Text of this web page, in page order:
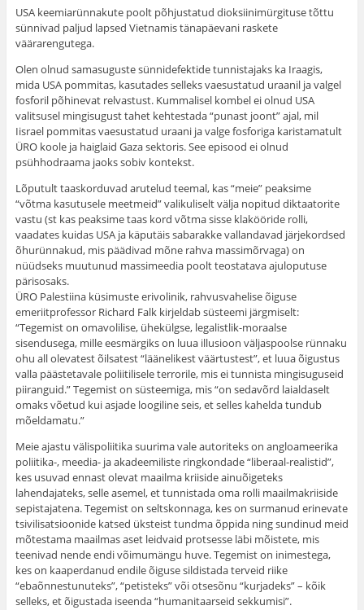
USA keemiarünnakute poolt põhjustatud dioksiinimürgituse tõttu
sünnivad paljud lapsed Vietnamis tänapäevani raskete
väärarengutega.
Olen olnud samasuguste sünnidefektide tunnistajaks ka Iraagis,
mida USA pommitas, kasutades selleks vaesustatud uraanil ja valgel
fosforil põhinevat relvastust. Kummalisel kombel ei olnud USA
valitsusel mingisugust tahet kehtestada “punast joont” ajal, mil
Iisrael pommitas vaesustatud uraani ja valge fosforiga karistamatult
ÜRO koole ja haiglaid Gaza sektoris. See episood ei olnud
psühhodraama jaoks sobiv kontekst.
Lõputult taaskorduvad arutelud teemal, kas “meie” peaksime
“võtma kasutusele meetmeid” valikuliselt välja nopitud diktaatorite
vastu (st kas peaksime taas kord võtma sisse klakööride rolli,
vaadates kuidas USA ja käputäis sabarakke vallandavad järjekordsed
õhurünnakud, mis päädivad mõne rahva massimõrvaga) on
nüüdseks muutunud massimeedia poolt teostatava ajuloputuse
pärisosaks.
ÜRO Palestiina küsimuste erivolinik, rahvusvahelise õiguse
emeriitprofessor Richard Falk kirjeldab süsteemi järgmiselt:
“Tegemist on omavolilise, ühekülgse, legalistlik-moraalse
sisendusega, mille eesmärgiks on luua illusioon väljaspoolse rünnaku
ohu all olevatest õilsatest “läänelikest väärtustest”, et luua õigustus
valla päästetavale poliitilisele terrorile, mis ei tunnista mingisuguseid
piiranguid.” Tegemist on süsteemiga, mis “on sedavõrd laialdaselt
omaks võetud kui asjade loogiline seis, et selles kahelda tundub
mõeldamatu.”
Meie ajastu välispoliitika suurima vale autoriteks on angloameerika
poliitika-, meedia- ja akadeemiliste ringkondade “liberaal-realistid”,
kes usuvad ennast olevat maailma kriiside ainuõigeteks
lahendajateks, selle asemel, et tunnistada oma rolli maailmakriiside
sepistajatena. Tegemist on seltskonnaga, kes on surmanud erinevate
tsivilisatsioonide katsed üksteist tundma õppida ning sundinud meid
mõtestama maailmas aset leidvaid protsesse läbi mõistete, mis
teenivad nende endi võimumängu huve. Tegemist on inimestega,
kes on kaaperdanud endile õiguse sildistada terveid riike
“ebaõnnestunuteks”, “petisteks” või otsesõnu “kurjadeks” – kõik
selleks, et õigustada iseenda “humanitaarseid sekkumisi”.